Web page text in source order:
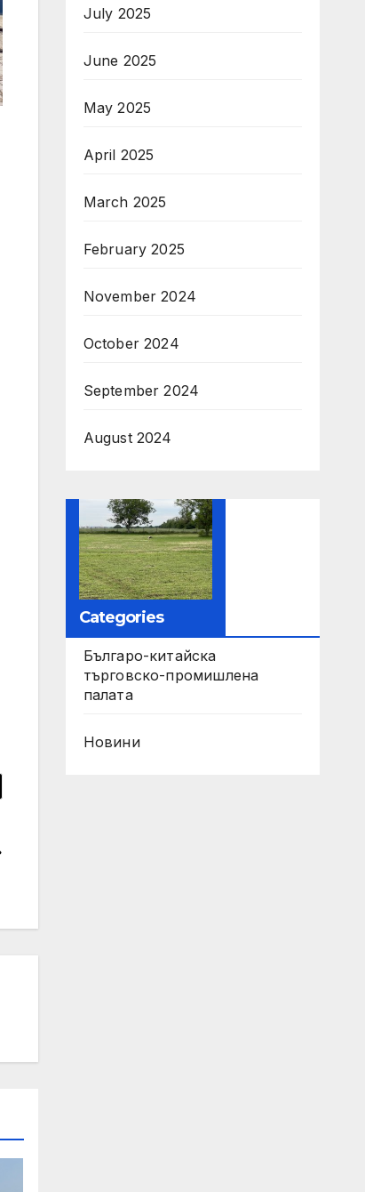
July 2025
June 2025
May 2025
April 2025
March 2025
February 2025
November 2024
October 2024
September 2024
August 2024
Categories
Българо-китайска
търговско-промишлена
палата
Новини